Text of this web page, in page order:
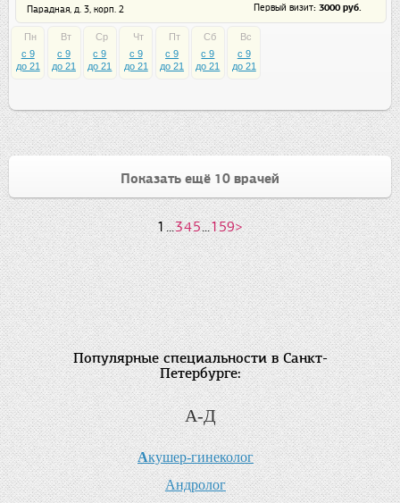
Парадная, д. 3, корп. 2 Первый визит: 3000 руб.
Пн
c 9
до 21
Вт
c 9
до 21
Ср
c 9
до 21
Чт
c 9
до 21
Пт
c 9
до 21
Сб
c 9
до 21
Вс
c 9
до 21
Показать ещё 10 врачей
1...345...159>
Популярные специальности в Санкт-
Петербурге:
А-Д
Акушер-гинеколог
Андролог